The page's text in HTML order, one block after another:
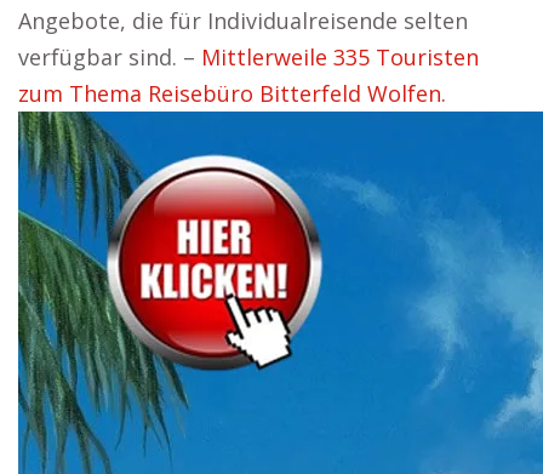
Angebote, die für Individualreisende selten
verfügbar sind. – Mittlerweile 335 Touristen
zum Thema Reisebüro Bitterfeld Wolfen.